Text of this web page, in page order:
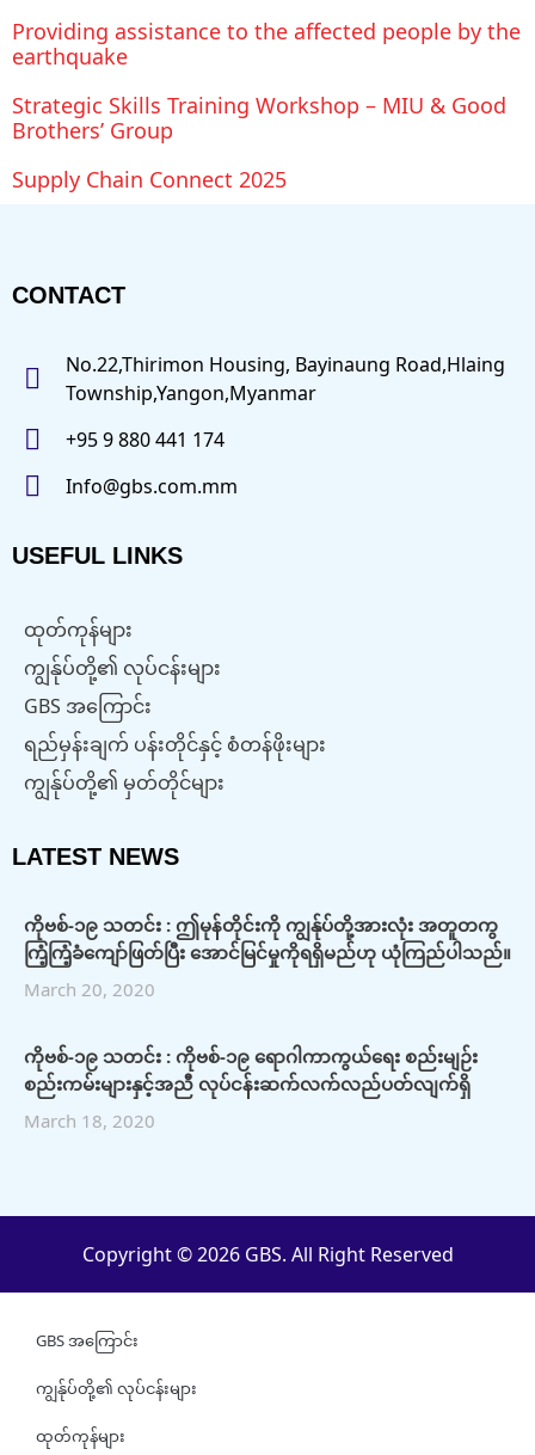
Providing assistance to the affected people by the
earthquake
Strategic Skills Training Workshop – MIU & Good
Brothers’ Group
Supply Chain Connect 2025
CONTACT
No.22,Thirimon Housing, Bayinaung Road,Hlaing
Township,Yangon,Myanmar
+95 9 880 441 174
Info@gbs.com.mm
USEFUL LINKS
ထုတ်ကုန်များ
ကျွန်ုပ်တို့၏ လုပ်ငန်းများ
GBS အကြောင်း
ရည်မှန်းချက် ပန်းတိုင်နှင့် စံတန်ဖိုးများ
ကျွန်ုပ်တို့၏ မှတ်တိုင်များ
LATEST NEWS
ကိုဗစ်-၁၉ သတင်း : ဤမုန်တိုင်းကို ကျွန်ုပ်တို့အားလုံး အတူတကွ
ကြံ့ကြံ့ခံကျော်ဖြတ်ပြီး အောင်မြင်မှုကိုရရှိမည်ဟု ယုံကြည်ပါသည်။
March 20, 2020
ကိုဗစ်-၁၉ သတင်း : ကိုဗစ်-၁၉ ရောဂါကာကွယ်ရေး စည်းမျဉ်း
စည်းကမ်းများနှင့်အညီ လုပ်ငန်းဆက်လက်လည်ပတ်လျက်ရှိ
March 18, 2020
Copyright © 2026 GBS. All Right Reserved
GBS အကြောင်း
ကျွန်ုပ်တို့၏ လုပ်ငန်းများ
ထုတ်ကုန်များ